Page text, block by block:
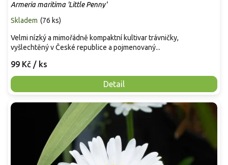
Armeria maritima 'Little Penny'
Skladem (76 ks)
99 Kč / ks
Detail
Velmi nízký a mimořádně kompaktní kultivar trávničky,
vyšlechtěný v České republice a pojmenovaný...